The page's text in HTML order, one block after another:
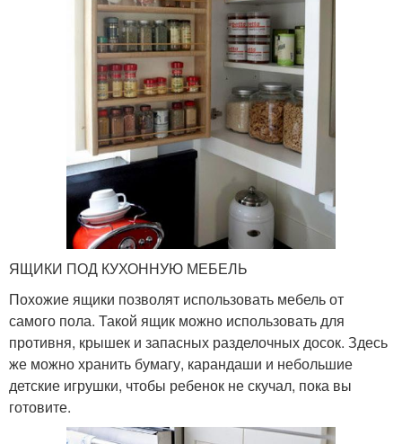
ЯЩИКИ ПОД КУХОННУЮ МЕБЕЛЬ
Похожие ящики позволят использовать мебель от
самого пола. Такой ящик можно использовать для
противня, крышек и запасных разделочных досок. Здесь
же можно хранить бумагу, карандаши и небольшие
детские игрушки, чтобы ребенок не скучал, пока вы
готовите.